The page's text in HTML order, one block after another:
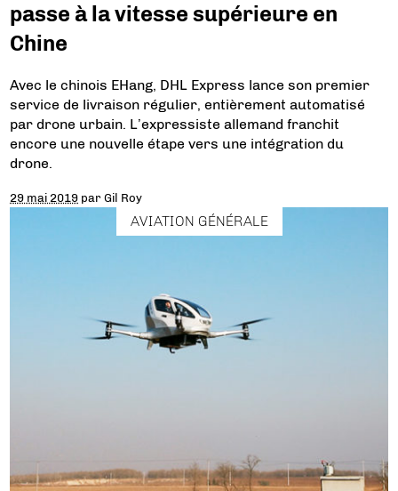
passe à la vitesse supérieure en
Chine
Avec le chinois EHang, DHL Express lance son premier
service de livraison régulier, entièrement automatisé
par drone urbain. L’expressiste allemand franchit
encore une nouvelle étape vers une intégration du
drone.
29 mai 2019 parGil Roy
AVIATION GÉNÉRALE